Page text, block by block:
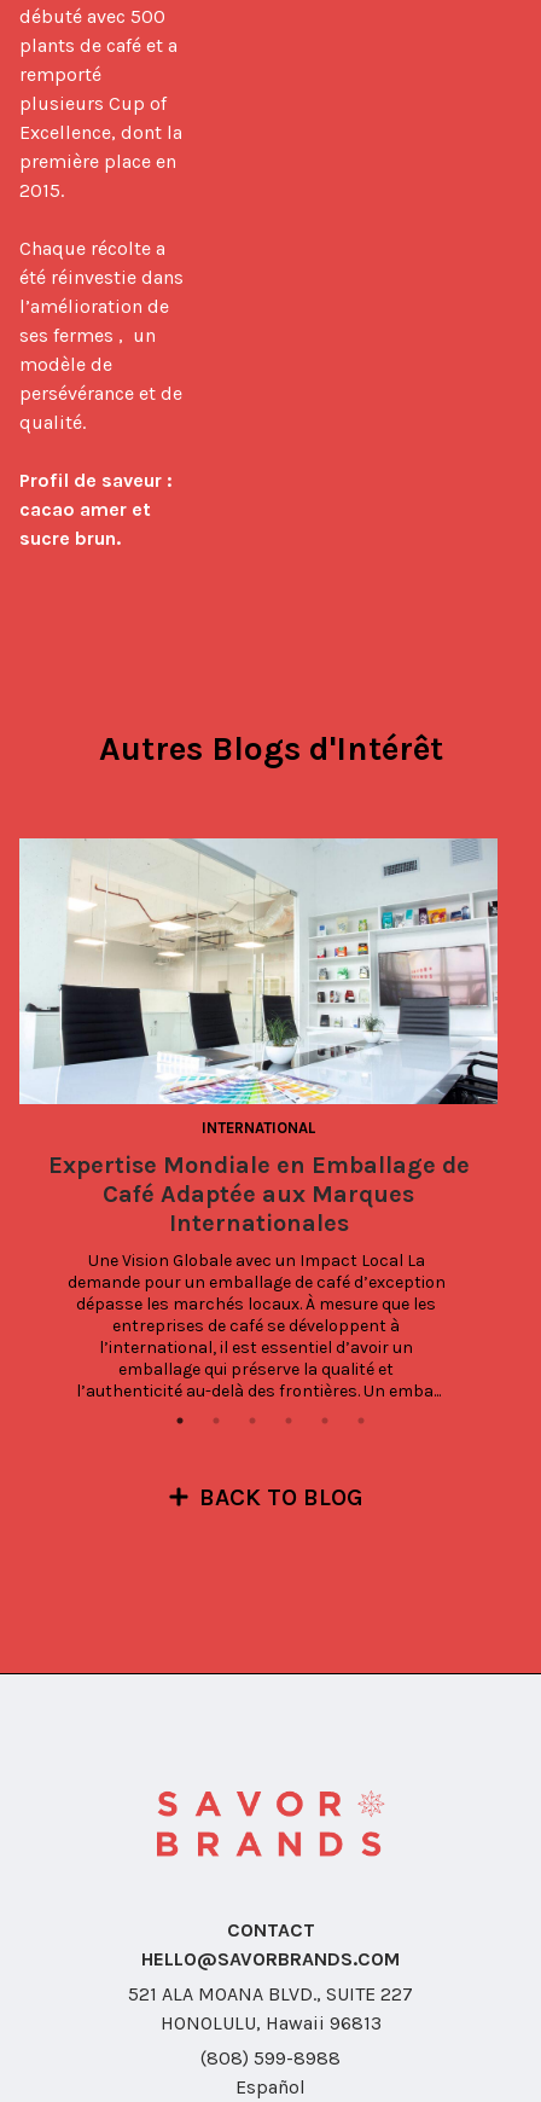
débuté avec 500
plants de café et a
remporté
plusieurs Cup of
Excellence, dont la
première place en
2015.
Chaque récolte a
été réinvestie dans
l’amélioration de
ses fermes ,  un
modèle de
persévérance et de
qualité.
Profil de saveur :
cacao amer et
sucre brun.
Autres Blogs d'Intérêt
INTERNATIONAL
Expertise Mondiale en Emballage de
Café Adaptée aux Marques
Internationales
Une Vision Globale avec un Impact Local La
demande pour un emballage de café d’exception
dépasse les marchés locaux. À mesure que les
entreprises de café se développent à
l’international, il est essentiel d’avoir un
emballage qui préserve la qualité et
l’authenticité au-delà des frontières. Un emba...
BACK TO BLOG
CONTACT
HELLO@SAVORBRANDS.COM
521 ALA MOANA BLVD., SUITE 227
HONOLULU, Hawaii 96813
(808) 599-8988
Español